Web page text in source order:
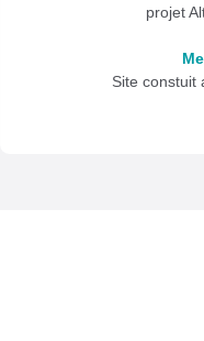
projet
Site constuit